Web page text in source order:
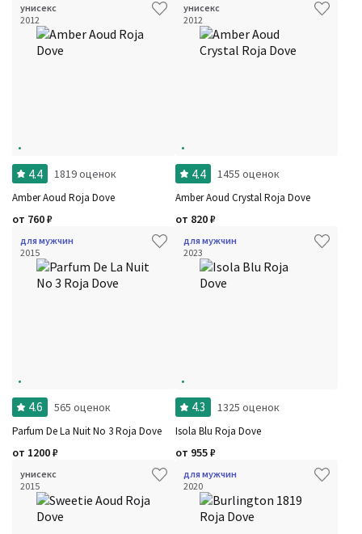
унисекс
2012
4.4 1819 оценок
Amber Aoud Roja Dove
от 760₽
унисекс
2012
4.4 1455 оценок
Amber Aoud Crystal Roja Dove
от 820₽
для мужчин
2015
4.6 565 оценок
Parfum De La Nuit No 3 Roja Dove
от 1200₽
для мужчин
2023
4.3 1325 оценок
Isola Blu Roja Dove
от 955₽
унисекс
2015
для мужчин
2020